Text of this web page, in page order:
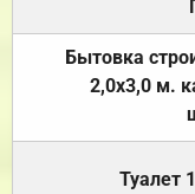
Бытовка
2,0х3,0 м.
Туалет